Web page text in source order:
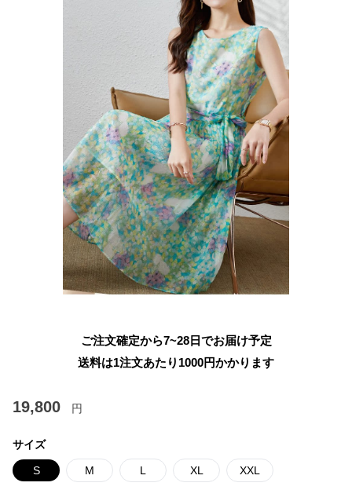
ご注文確定から7~28日でお届け予定
送料は1注文あたり 1000円かかります
19,800 円
サイズ
S M L XL XXL